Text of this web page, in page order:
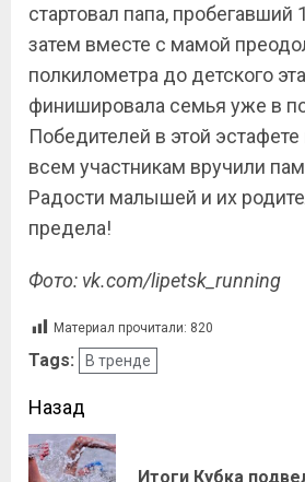
стартовал папа, пробегавший
затем вместе с мамой
полкилометра до детского
финишировала семья уже в
Победителей в этой
всем участникам вручили
Радости малышей и их
предела!
Фото: vk.com/lipetsk_ running
Материал прочитали: 820
Tags: В тренде
Назад
Итоги Кубка